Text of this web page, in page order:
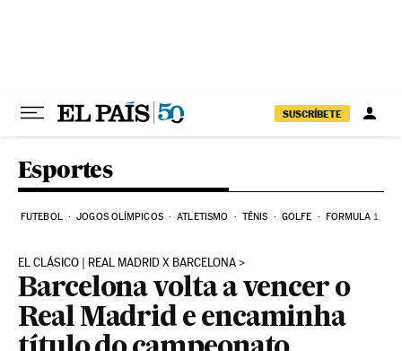
SUSCRÍBETE
Esportes
FUTEBOL JOGOS OLÍMPICOS ATLETISMO TÊNIS GOLFE FORMULA 1
EL CLÁSICO | REAL MADRID X BARCELONA
Barcelona volta a vencer o
Real Madrid e encaminha